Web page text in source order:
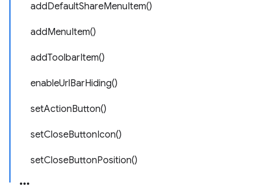
addDefaultShareMenuItem()
addMenuItem()
addToolbarItem()
enableUrlBarHiding()
setActionButton()
setCloseButtonIcon()
setCloseButtonPosition()